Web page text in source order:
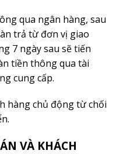
qua ngân hàng, sau
trả từ đơn vị giao
7 ngày sau sẽ tiến
tiền thông qua tài
cung cấp.
hàng chủ động từ chối
VÀ KHÁCH